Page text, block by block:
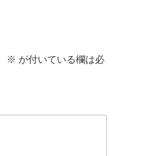
※ が付いている欄は必